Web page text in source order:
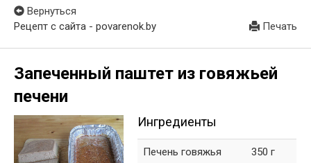
Вернуться
Рецепт с сайта - povarenok.by
Печать
Запеченный паштет из говяжьей
печени
Ингредиенты
Печень говяжья 350 г